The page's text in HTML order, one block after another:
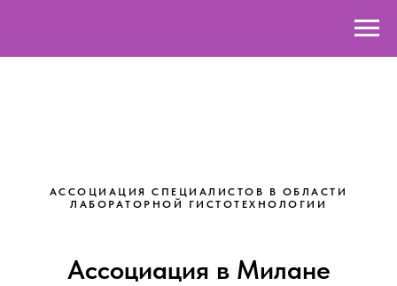
АССОЦИАЦИЯ СПЕЦИАЛИСТОВ В ОБЛАСТИ
ЛАБОРАТОРНОЙ ГИСТОТЕХНОЛОГИИ
Ассоциация в Милане